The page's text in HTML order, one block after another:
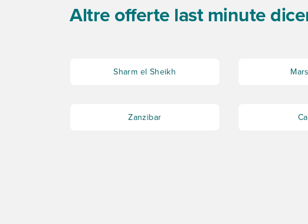
Altre offerte last minute
Sharm el Sheikh
Zanzibar